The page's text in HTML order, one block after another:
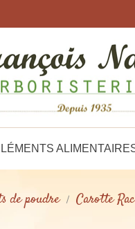
de poudre Carotte